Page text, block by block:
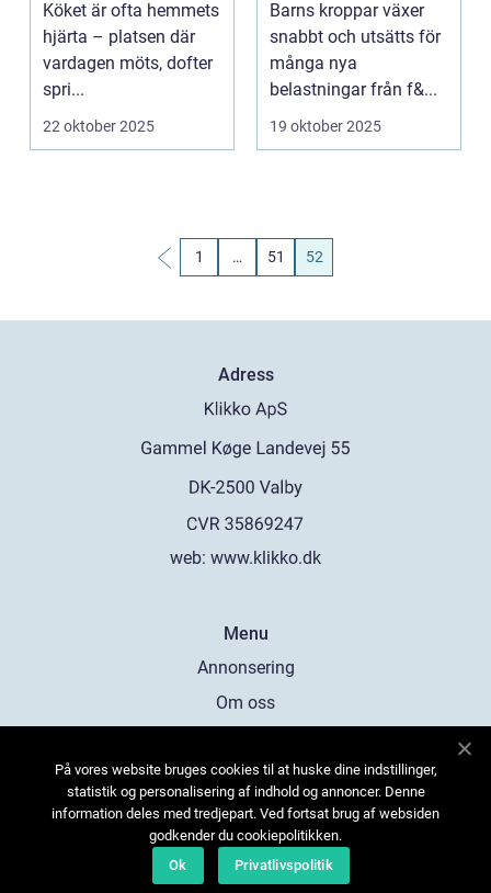
Köket är ofta hemmets
hjärta – platsen där
vardagen möts, dofter
spri...
22 oktober 2025
Barns kroppar växer
snabbt och utsätts för
många nya
belastningar från f&...
19 oktober 2025
1 … 51 52
Adress
web: www.klikko.dk
Menu
Annonsering
Om oss
Kontakta oss
Sitemap
På vores website bruges cookies til at huske dine indstillinger,
statistik og personalisering af indhold og annoncer. Denne
information deles med tredjepart. Ved fortsat brug af websiden
godkender du cookiepolitikken.
Ok
Privatlivspolitik